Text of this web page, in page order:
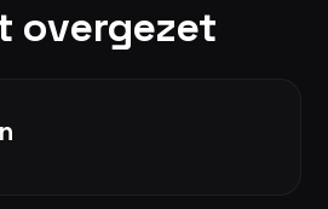
overgezet